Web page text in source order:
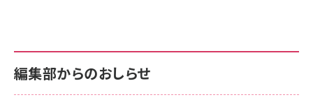
￥880
anan(アンアン)2026/06/24号 No.2500増刊
スペシャルエディション[王道エンタメの矜持／
サポート正規品 メーカー保証5年 KLMEA128G
NIMASO ガラスフィルム iPhone 17 用 保護フィ
サポート正規品 メーカー保証5年 KLMEA128G
Amazon eギフトカード - Amazonロゴ - クラ
編集部からのおしらせ